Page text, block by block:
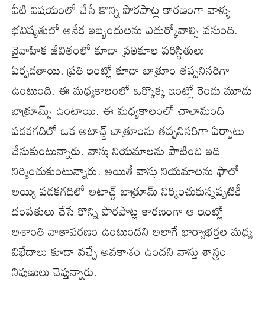
వీటి విషయంలో చేసే కొన్ని పొరపాట్ల కారణంగా వాళ్ళు
భవిష్యత్తులో అనేక ఇబ్బందులను ఎదుర్కోవాల్సి వస్తుంది.
వైవాహిక జీవితంలో కూడా ప్రతికూల పరిస్థితులు
ఏర్పడతాయి. ప్రతి ఇంట్లో కూడా బాత్రూం తప్పనిసరిగా
ఉంటుంది. ఈ మధ్యకాలంలో ఒక్కొక్క ఇంట్లో రెండు మూడు
బాత్రూమ్స్ ఉంటాయి. ఈ మధ్యకాలంలో చాలామంది
పడకగదిలో ఒక అటాచ్డ్ బాత్రూంను తప్పనిసరిగా ఏర్పాటు
చేసుకుంటున్నారు. వాస్తు నియమాలను పాటించి ఇది
నిర్మించుకుంటున్నారు. అయితే వాస్తు నియమాలను ఫాలో
అయ్యి పడకగదిలో అటాచ్డ్ బాత్రూమ్ నిర్మించుకున్నప్పటికీ
దంపతులు చేసే కొన్ని పొరపాట్ల కారణంగా ఆ ఇంట్లో
అశాంతి వాతావరణం ఉంటుందని అలాగే భార్యాభర్తల మధ్య
విభేదాలు కూడా వచ్చే అవకాశం ఉందని వాస్తు శాస్త్రం
నిపుణులు చెప్తున్నారు.